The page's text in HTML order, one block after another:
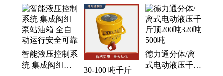
液压站、换向阀、手动泵、液压缸、千斤顶、液压工
具、柱塞油泵、径向柱塞泵、超高压电动泵、电动液
压泵、超高压电磁油泵、同步顶升系统、液压油缸、
超高压柱塞泵、液压电动泵、液压千斤顶、超高压千
斤顶、63MPA柱塞泵、70Mpa电磁换向阀
智能液压控制系
统 集成阀组泵
30-100 吨千斤
德力通分体/离
式电动液压千斤